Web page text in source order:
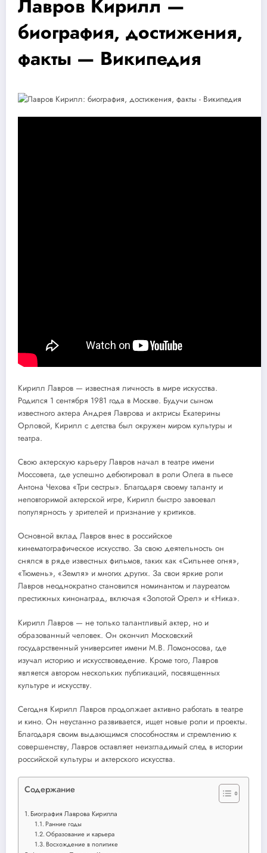
Лавров Кирилл —
биография, достижения,
факты — Википедия
Кирилл Лавров — известная личность в мире искусства.
Родился 1 сентября 1981 года в Москве. Будучи сыном
известного актера Андрея Лаврова и актрисы Екатерины
Орловой, Кирилл с детства был окружен миром культуры и
театра.
Свою актерскую карьеру Лавров начал в театре имени
Моссовета, где успешно дебютировал в роли Олега в пьесе
Антона Чехова «Три сестры». Благодаря своему таланту и
неповторимой актерской игре, Кирилл быстро завоевал
популярность у зрителей и признание у критиков.
Основной вклад Лавров внес в российское
кинематографическое искусство. За свою деятельность он
снялся в ряде известных фильмов, таких как «Сильнее огня»,
«Тюмень», «Земля» и многих других. За свои яркие роли
Лавров неоднократно становился номинантом и лауреатом
престижных кинонаград, включая «Золотой Орел» и «Ника».
Кирилл Лавров — не только талантливый актер, но и
образованный человек. Он окончил Московский
государственный университет имени М.В. Ломоносова, где
изучал историю и искусствоведение. Кроме того, Лавров
является автором нескольких публикаций, посвященных
культуре и искусству.
Сегодня Кирилл Лавров продолжает активно работать в театре
и кино. Он неустанно развивается, ищет новые роли и проекты.
Благодаря своим выдающимся способностям и стремлению к
совершенству, Лавров оставляет неизгладимый след в истории
российской культуры и актерского искусства.
Содержание
Биография Лаврова Кирилла
Ранние годы
Образование и карьера
Восхождение в политике